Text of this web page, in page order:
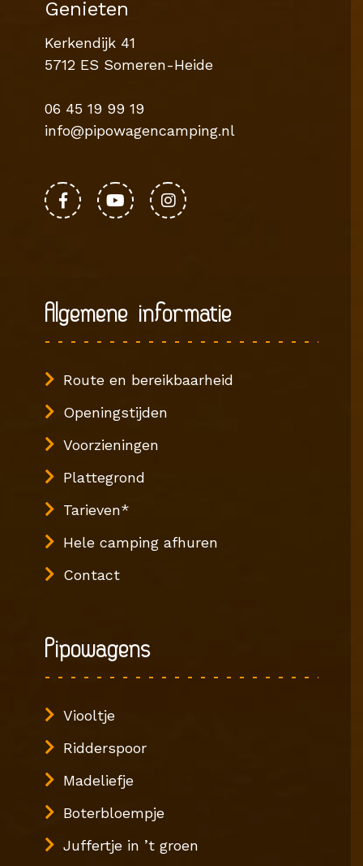
Genieten
Kerkendijk 41
5712 ES Someren-Heide
06 45 19 99 19
info@pipowagencamping.nl
Algemene informatie
Route en bereikbaarheid
Openingstijden
Voorzieningen
Plattegrond
Tarieven*
Hele camping afhuren
Contact
Pipowagens
Viooltje
Ridderspoor
Madeliefje
Boterbloempje
Juffertje in ’t groen